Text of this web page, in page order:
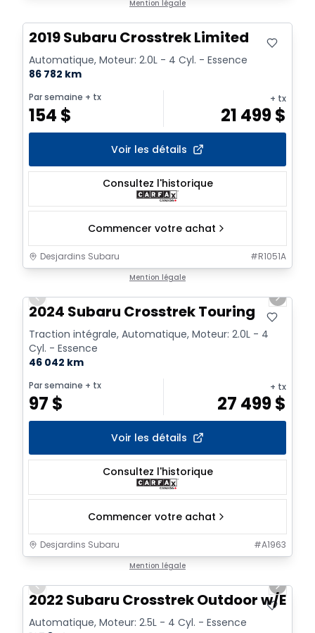
Mention légale
2019 Subaru Crosstrek Limited
Automatique, Moteur: 2.0L - 4 Cyl. - Essence
86 782 km
Par semaine + tx
154 $
+ tx
21 499$
Voir les détails
Consultez l'historique
Commencer votre achat
Desjardins Subaru #R1051A
Mention légale
Previous slide
Next
2024 Subaru Crosstrek Touring
Traction intégrale, Automatique, Moteur: 2.0L - 4
Cyl. - Essence
46 042 km
Par semaine + tx
97 $
+ tx
27 499$
Voir les détails
Consultez l'historique
Commencer votre achat
Desjardins Subaru #A1963
Mention légale
Previous slide
Next
2022 Subaru Crosstrek Outdoor w/Eye
Automatique, Moteur: 2.5L - 4 Cyl. - Essence